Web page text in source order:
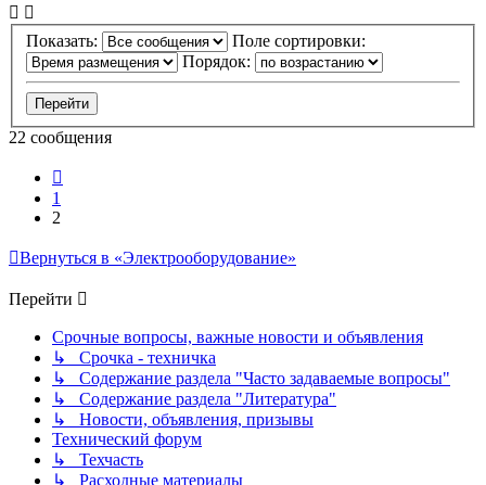
Показать:
Поле сортировки:
Порядок:
22 сообщения
1
2
Вернуться в «Электрооборудование»
Перейти
Срочные вопросы, важные новости и объявления
↳ Срочка - техничка
↳ Содержание раздела "Часто задаваемые вопросы"
↳ Содержание раздела "Литература"
↳ Новости, объявления, призывы
Технический форум
↳ Техчасть
↳ Расходные материалы